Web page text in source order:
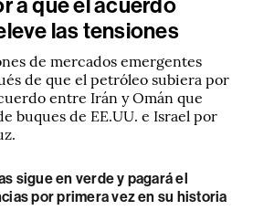
a que el acuerdo
las tensiones
de mercados emergentes
de que el petróleo subiera por
entre Irán y Omán que
buques de EE.UU. e Israel por
sigue en verde y pagará el
por primera vez en su historia